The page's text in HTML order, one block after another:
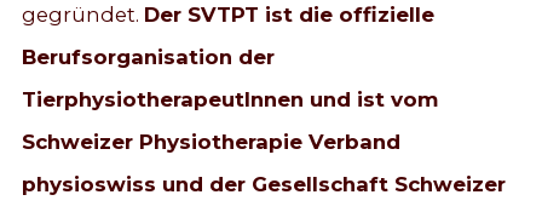
gegründet. Der SVTPT ist die offizielle
Berufsorganisation der
TierphysiotherapeutInnen und ist vom
Schweizer Physiotherapie Verband
physioswiss und der Gesellschaft Schweizer